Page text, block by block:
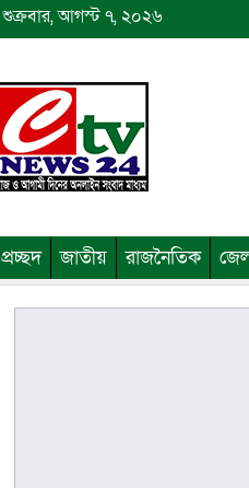
শুক্রবার, আগস্ট ৭, ২০২৬
প্রচ্ছদ জাতীয় রাজনৈতিক